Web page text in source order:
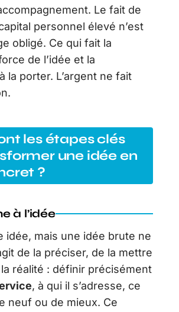
Le fait de
personnel élevé n’est
obligé. Ce qui fait la
de l’idée et la
la porter. L’argent ne fait
les étapes clés
une idée en
?
à l’idée
idée, mais une idée brute ne
de la préciser, de la mettre
la réalité : définir précisément
, à qui il s’adresse, ce
neuf ou de mieux. Ce